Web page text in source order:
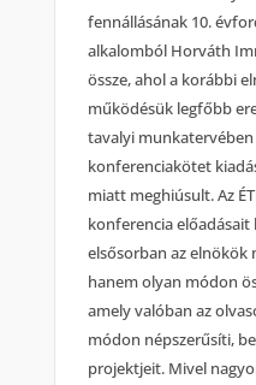
fennállásának 10.
alkalomból Horváth
össze, ahol a korábbi
működésük legfőbb
tavalyi
konferenciakötet
miatt meghiúsult. Az
konferencia előadásait
elsősorban az
hanem olyan módon
amely valóban az
módon népszerűsíti,
projektjeit. Mivel